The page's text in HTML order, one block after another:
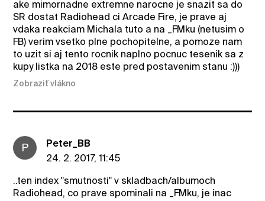
ake mimornadne extremne narocne je snazit sa do
SR dostat Radiohead ci Arcade Fire, je prave aj
vdaka reakciam Michala tuto a na _FMku (netusim o
FB) verim vsetko plne pochopitelne, a pomoze nam
to uzit si aj tento rocnik naplno pocnuc tesenik sa z
kupy listka na 2018 este pred postavenim stanu :)))
Zobraziť vlákno
P
Peter_BB
24. 2. 2017, 11:45
..ten index "smutnosti" v skladbach/albumoch
Radiohead, co prave spominali na _FMku, je inac